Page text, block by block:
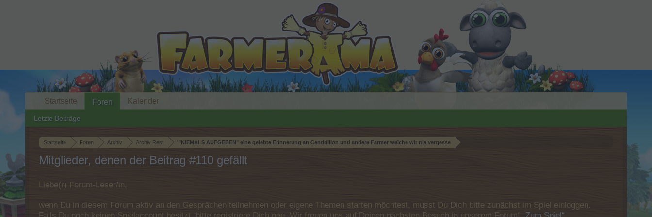
Startseite Foren Archiv Archiv Rest '"NIEMALS AUFGEBEN" eine gelebte Erinnerung an Cendrillion und andere Farmer welche wir nie vergesse
Mitglieder, denen der Beitrag #110 gefällt
Liebe(r) Forum-Leser/in,
wenn Du in diesem Forum aktiv an den Gesprächen teilnehmen oder eigene Themen starten möchtest, musst Du Dich bitte zunächst im Spiel einloggen.
Startseite Foren
Letzte Beiträge
Kalender